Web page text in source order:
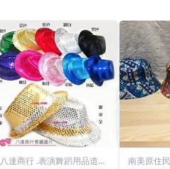
八達商行 .表演舞蹈用品道具 南美原住